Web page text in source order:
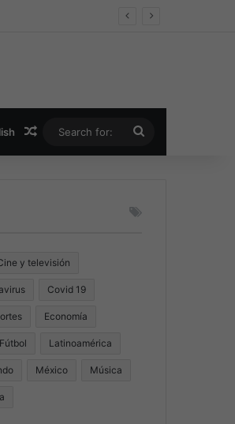
droga
Random Article
for:
y televisión
Covid 19
Economía
Fútbol Latinoamérica
México Música